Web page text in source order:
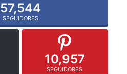
57,544
SEGUIDORES
10,957
SEGUIDORES